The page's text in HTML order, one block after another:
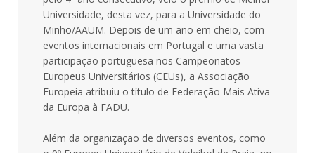
Universidade, desta vez, para a Universidade do
Minho/AAUM. Depois de um ano em cheio, com
eventos internacionais em Portugal e uma vasta
participação portuguesa nos Campeonatos
Europeus Universitários (CEUs), a Associação
Europeia atribuiu o título de Federação Mais Ativa
da Europa à FADU.
Além da organização de diversos eventos, como